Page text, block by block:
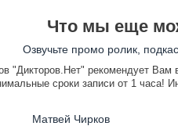
Что мы еще
Озвучьте промо ролик,
"Дикторов.Нет" рекомендует
сроки записи от 1 часа!
Матвей Чирков